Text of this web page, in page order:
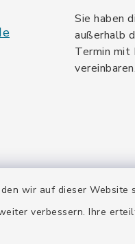
wir auf dieser
verbessern. Ihre
Sie haben
außerhalb
Termin mit